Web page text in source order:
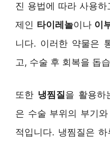
진 용법에 따라 사용
제인 타이레놀이나 이
니다. 이러한 약물은
고, 수술 후 회복을 돕
또한 냉찜질을 활용하
은 수술 부위의 부기
적입니다. 냉찜질은